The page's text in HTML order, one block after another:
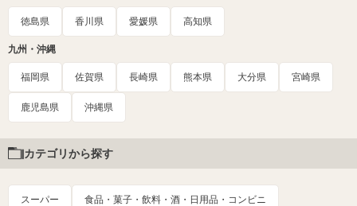
徳島県 香川県 愛媛県 高知県
九州・沖縄
福岡県 佐賀県 長崎県 熊本県 大分県 宮崎県
鹿児島県 沖縄県
カテゴリから探す
スーパー 食品・菓子・飲料・酒・日用品・コンビニ